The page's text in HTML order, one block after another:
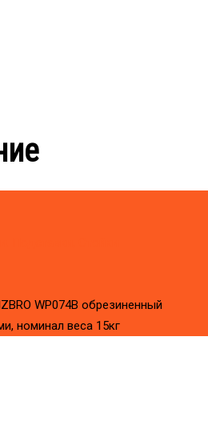
WP074B обрезиненный
номинал веса 15кг